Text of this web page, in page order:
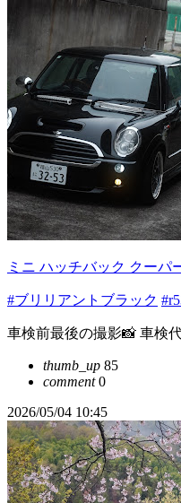
ミニ ハッチバック クーパ
#ブリリアントブラック
車検前最後の撮影📸 車検
thumb_up 85
comment0
2026/05/04 10:45